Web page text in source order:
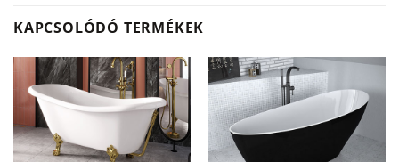
KAPCSOLÓDÓ TERMÉKEK